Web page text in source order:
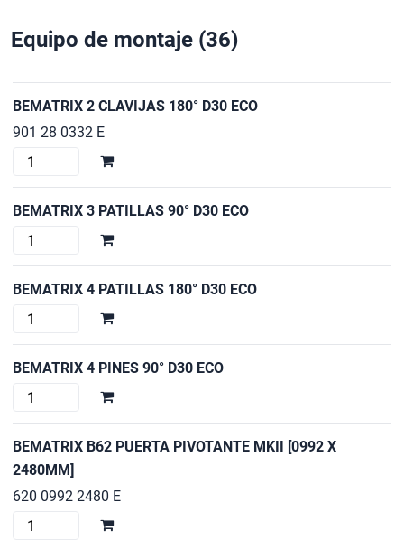
Equipo de montaje (36)
BEMATRIX 2 CLAVIJAS 180° D30 ECO
901 28 0332 E
BEMATRIX
CLAVIJAS
D30
ECO
cantidad
BEMATRIX 3 PATILLAS 90° D30 ECO
BEMATRIX
PATILLAS
D30
ECO
cantidad
BEMATRIX 4 PATILLAS 180° D30 ECO
BEMATRIX
PATILLAS
D30
ECO
cantidad
BEMATRIX 4 PINES 90° D30 ECO
BEMATRIX
PINES
90°
ECO
cantidad
BEMATRIX B62 PUERTA PIVOTANTE MKII [0992 X
2480MM]
620 0992 2480 E
BEMATRIX